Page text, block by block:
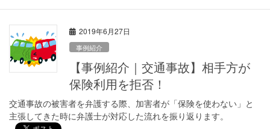
2019年6月27日
事例紹介
【事例紹介｜交通事故】相手方が
保険利用を拒否！
交通事故の被害者を弁護する際、加害者が「保険を使わない」と
主張してきた時に弁護士が対応した流れを振り返ります。